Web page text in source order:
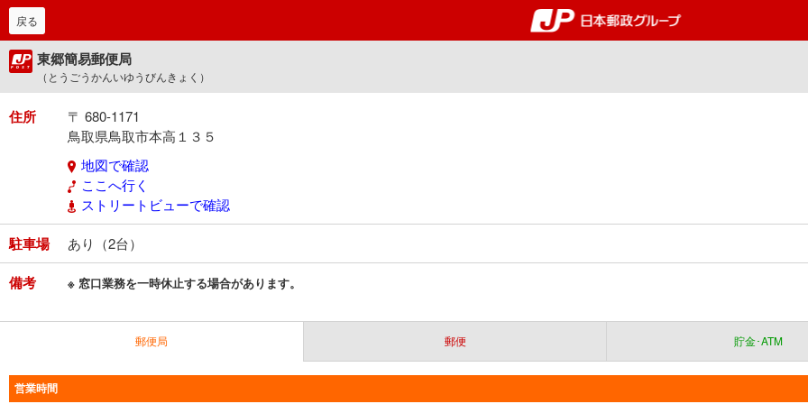
郵便局・日本郵政グループ
戻る
東郷簡易郵便局
（とうごうかんいゆうびんきょく）
住所
〒 680-1171
鳥取県鳥取市本高１３５
地図で確認
ここへ行く
ストリートビューで確認
駐車場 あり（2台）
備考 ※ 窓口業務を一時休止する場合があります。
郵便局 郵便 貯金･ATM
営業時間